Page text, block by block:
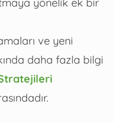
ve yeni
daha fazla bilgi